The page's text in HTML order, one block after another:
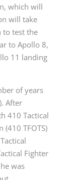
which will
will take
to test the
to Apollo 8,
11 landing
of years
After
410 Tactical
TFOTS)
Fighter
was